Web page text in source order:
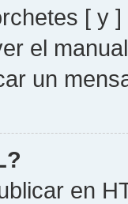
[ y
el
un
en